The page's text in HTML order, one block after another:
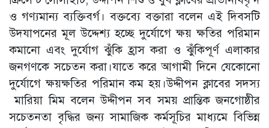
ও গণ্যমান্য ব্যক্তিবর্গ। বক্তব্যে বক্তারা বলেন এই দিবসটি
উদযাপনের মূল উদ্দেশ্য হচ্ছে দুর্যোগে ক্ষয় ক্ষতির পরিমান
কমানো এবং দুর্যোগ ঝুঁকি হ্রাস করা ও ঝুঁকিপূর্ণ এলাকার
জনগণকে সচেতন করা।যাতে করে আগামী দিনে যেকোনো
দুর্যোগে ক্ষয়ক্ষতির পরিমান কম হয়।উদ্দীপন ক্লাবের সদস্য
মারিয়া মিম বলেন উদ্দীপন সব সময় প্রান্তিক জনগোষ্ঠীর
সচেতনতা বৃদ্ধির জন্য সামাজিক কর্মসূচির মাধ্যমে বিভিন্ন